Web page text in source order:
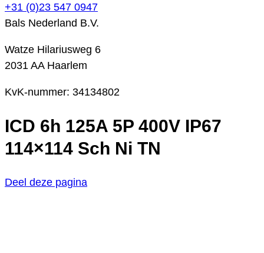
+31 (0)23 547 0947
Bals Nederland B.V.
Watze Hilariusweg 6
2031 AA Haarlem
KvK-nummer: 34134802
ICD 6h 125A 5P 400V IP67
114×114 Sch Ni TN
Deel deze pagina